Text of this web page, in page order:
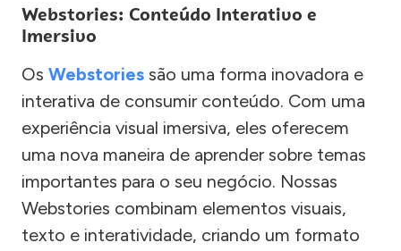
Webstories: Conteúdo Interativo e
Imersivo
Os Webstories são uma forma inovadora e
interativa de consumir conteúdo. Com uma
experiência visual imersiva, eles oferecem
uma nova maneira de aprender sobre temas
importantes para o seu negócio. Nossas
Webstories combinam elementos visuais,
texto e interatividade, criando um formato